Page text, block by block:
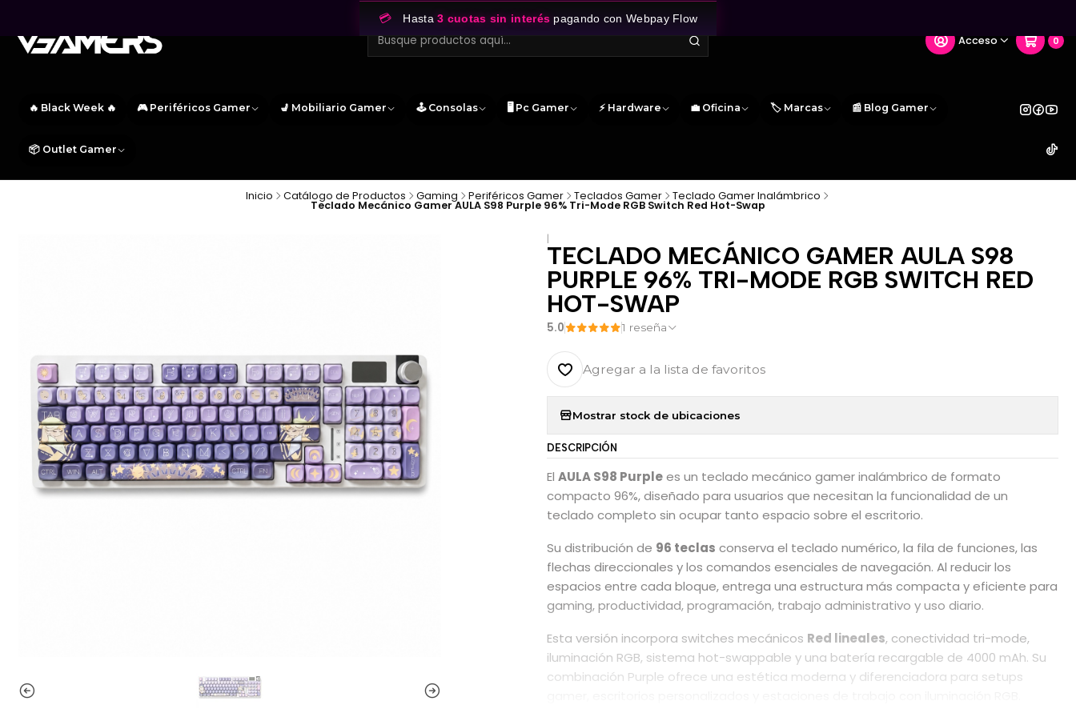
Acceso 0
🔥 Black Week 🔥 🎮 Periféricos Gamer 💺 Mobiliario Gamer 🕹️ Consolas 🖥️ Pc Gamer ⚡ Hardware 💼 Oficina 🏷️ Marcas 📰 Blog Gamer
📦 Outlet Gamer
💳 Hasta3 cuotas sin interés pagando con Webpay Flow
Inicio Catálogo de Productos Gaming Periféricos Gamer Teclados Gamer Teclado Gamer Inalámbrico
Teclado Mecánico Gamer AULA S98 Purple 96% Tri-Mode RGB Switch Red Hot-Swap
|
TECLADO MECÁNICO GAMER AULA S98
PURPLE 96% TRI-MODE RGB SWITCH RED
HOT-SWAP
5.0 1 reseña
Agregar a la lista de favoritos
Mostrar stock de ubicaciones
DESCRIPCIÓN
ElAULA S98 Purplees un teclado mecánico gamer inalámbrico de formato
compacto 96%, diseñado para usuarios que necesitan la funcionalidad de un
teclado completo sin ocupar tanto espacio sobre el escritorio.
Su distribución de 96 teclas conserva el teclado numérico, la fila de funciones, las
flechas direccionales y los comandos esenciales de navegación. Al reducir los
espacios entre cada bloque, entrega una estructura más compacta y eficiente para
gaming, productividad, programación, trabajo administrativo y uso diario.
Esta versión incorpora switches mecánicos Red lineales, conectividad tri-mode,
iluminación RGB, sistema hot-swappable y una batería recargable de 4000 mAh. Su
combinación Purple ofrece una estética moderna y diferenciadora para setups